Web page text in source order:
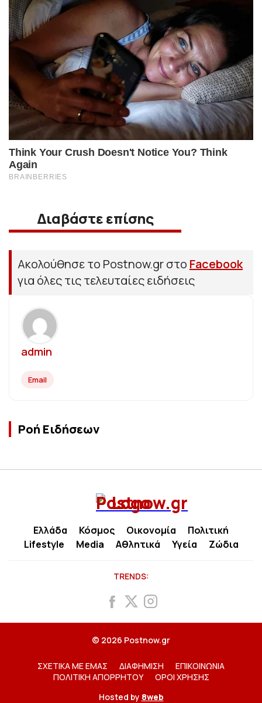
Διαβάστε επίσης
Ακολούθησε το Postnow.gr στο Facebook
για όλες τις τελευταίες ειδήσεις
admin
Email
Ροή Ειδήσεων
Ελλάδα Κόσμος Οικονομία
Πολιτική
Lifestyle
Media Αθλητικά Υγεία Ζώδια
TRENDS:
© 2026 Postnow.gr
ΣΧΕΤΙΚΑ ΜΕ ΕΜΑΣ ΔΙΑΦΗΜΙΣΗ
ΕΠΙΚΟΙΝΩΝΙΑ
ΠΟΛΙΤΙΚΗ ΑΠΟΡΡΗΤΟΥ
ΟΡΟΙ ΧΡΗΣΗΣ
Hosted by 8web